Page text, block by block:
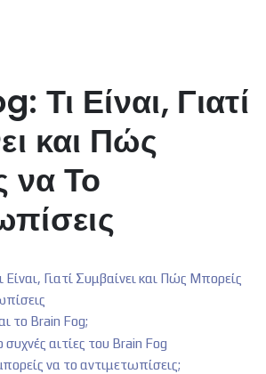
Τι Είναι, Γιατί
και Πώς
να Το
Είναι, Γιατί Συμβαίνει και Πώς Μπορείς
το Brain Fog;
συχνές αιτίες του Brain Fog
να το αντιμετωπίσεις;